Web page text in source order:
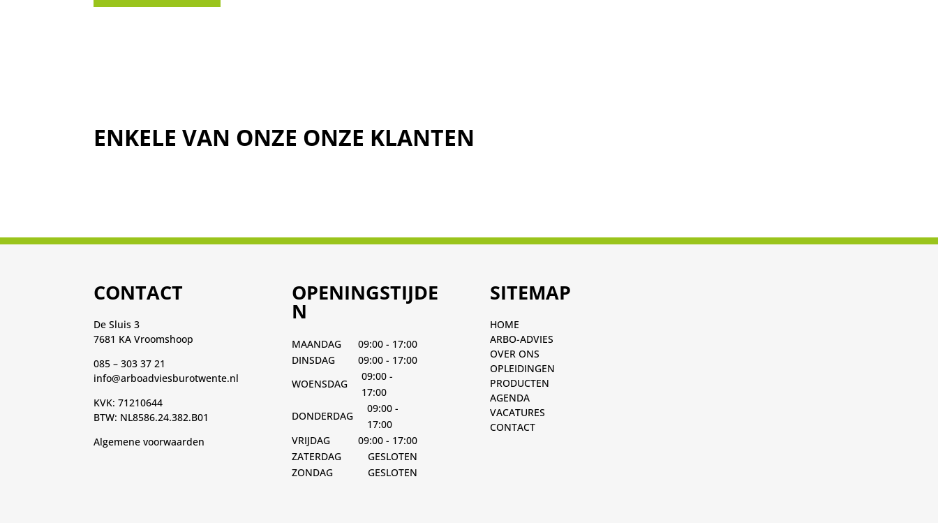
ENKELE VAN ONZE ONZE KLANTEN
CONTACT
De Sluis 3
7681 KA Vroomshoop
085 – 303 37 21
info@arboadviesburotwente.nl
KVK: 71210644
BTW: NL8586.24.382.B01
Algemene voorwaarden
OPENINGSTIJDE
N
MAANDAG
09:00 - 17:00
DINSDAG
09:00 - 17:00
WOENSDAG
09:00 -
17:00
DONDERDAG
09:00 -
17:00
VRIJDAG
09:00 - 17:00
ZATERDAG
GESLOTEN
ZONDAG
GESLOTEN
SITEMAP
HOME
ARBO-ADVIES
OVER ONS
OPLEIDINGEN
PRODUCTEN
AGENDA
VACATURES
CONTACT